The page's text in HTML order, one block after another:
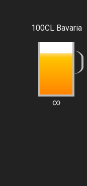
100CL Bavaria
∞